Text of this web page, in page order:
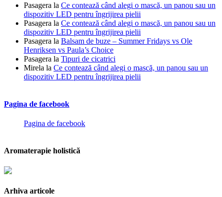
Pasagera la Ce contează când alegi o mască, un panou sau un
dispozitiv LED pentru îngrijirea pielii
Pasagera la Ce contează când alegi o mască, un panou sau un
dispozitiv LED pentru îngrijirea pielii
Pasagera la Balsam de buze – Summer Fridays vs Ole
Henriksen vs Paula’s Choice
Pasagera la Tipuri de cicatrici
Mirela la Ce contează când alegi o mască, un panou sau un
dispozitiv LED pentru îngrijirea pielii
Pagina de facebook
Pagina de facebook
Aromaterapie holistică
Arhiva articole